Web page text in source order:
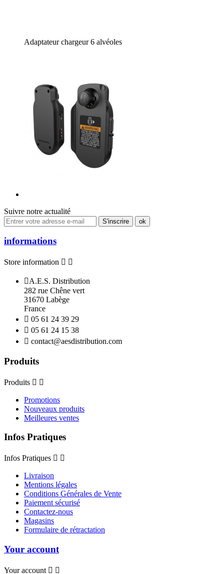
Adaptateur chargeur 6 alvéoles
Suivre notre actualité
informations
Store information  
A.E.S. Distribution
282 rue Chêne vert
31670 Labège
France
 05 61 24 39 29
 05 61 24 15 38
 contact@aesdistribution.com
Produits
Produits  
Promotions
Nouveaux produits
Meilleures ventes
Infos Pratiques
Infos Pratiques  
Livraison
Mentions légales
Conditions Générales de Vente
Paiement sécurisé
Contactez-nous
Magasins
Formulaire de rétractation
Your account
Your account  